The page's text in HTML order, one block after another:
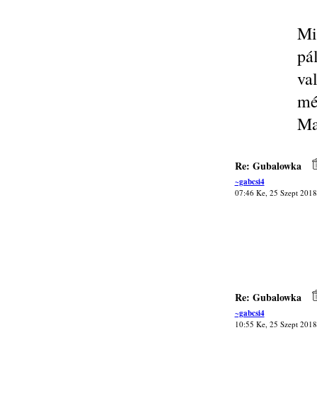
Re: Gubalowka
~gabcsi4
07:46 Ke, 25 Szept 2018
Re: Gubalowka
~gabcsi4
10:55 Ke, 25 Szept 2018